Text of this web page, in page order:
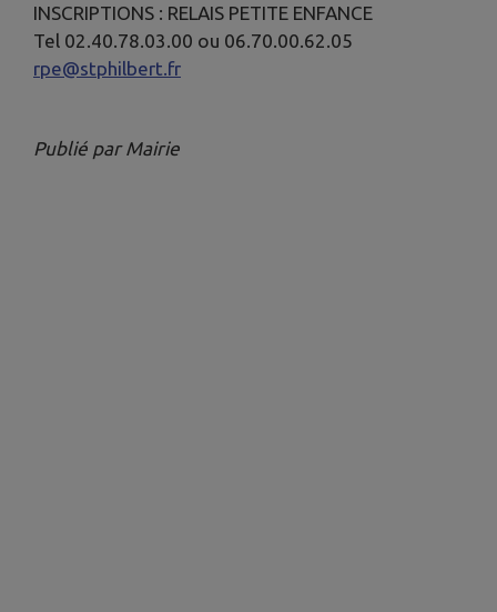
INSCRIPTIONS : RELAIS PETITE ENFANCE
Tel 02.40.78.03.00 ou 06.70.00.62.05
rpe@stphilbert.fr
Publié par Mairie